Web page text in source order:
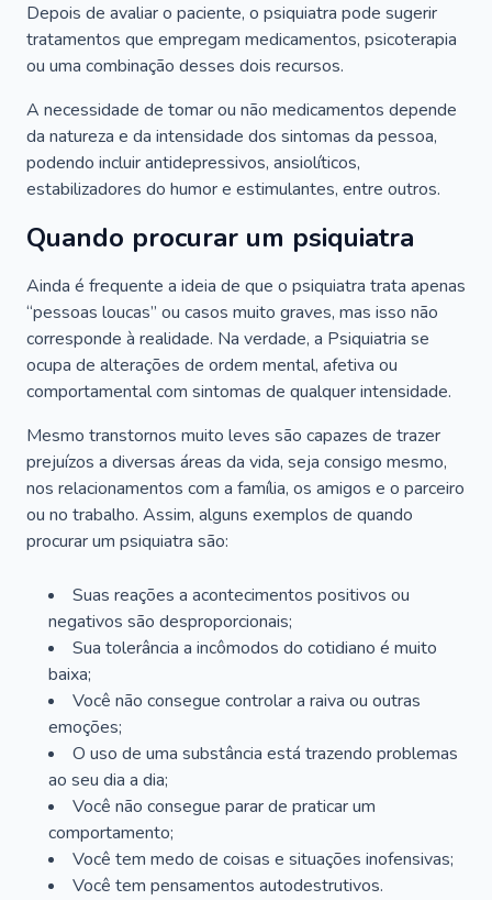
Depois de avaliar o paciente, o psiquiatra pode sugerir
tratamentos que empregam medicamentos, psicoterapia
ou uma combinação desses dois recursos.
A necessidade de tomar ou não medicamentos depende
da natureza e da intensidade dos sintomas da pessoa,
podendo incluir antidepressivos, ansiolíticos,
estabilizadores do humor e estimulantes, entre outros.
Quando procurar um psiquiatra
Ainda é frequente a ideia de que o psiquiatra trata apenas
“pessoas loucas” ou casos muito graves, mas isso não
corresponde à realidade. Na verdade, a Psiquiatria se
ocupa de alterações de ordem mental, afetiva ou
comportamental com sintomas de qualquer intensidade.
Mesmo transtornos muito leves são capazes de trazer
prejuízos a diversas áreas da vida, seja consigo mesmo,
nos relacionamentos com a família, os amigos e o parceiro
ou no trabalho. Assim, alguns exemplos de quando
procurar um psiquiatra são:
Suas reações a acontecimentos positivos ou
negativos são desproporcionais;
Sua tolerância a incômodos do cotidiano é muito
baixa;
Você não consegue controlar a raiva ou outras
emoções;
O uso de uma substância está trazendo problemas
ao seu dia a dia;
Você não consegue parar de praticar um
comportamento;
Você tem medo de coisas e situações inofensivas;
Você tem pensamentos autodestrutivos.